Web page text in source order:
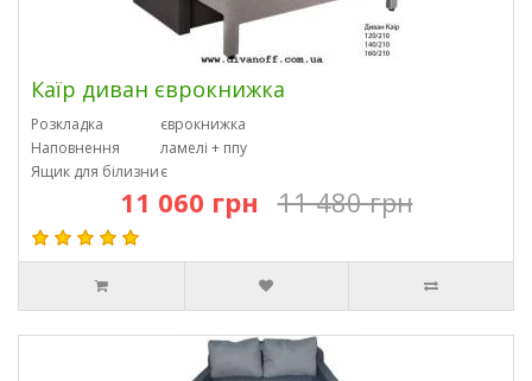
Каїр диван єврокнижка
Розкладка
єврокнижка
Наповнення
ламелі + ппу
Ящик для білизниє
11 060 грн 11 480 грн